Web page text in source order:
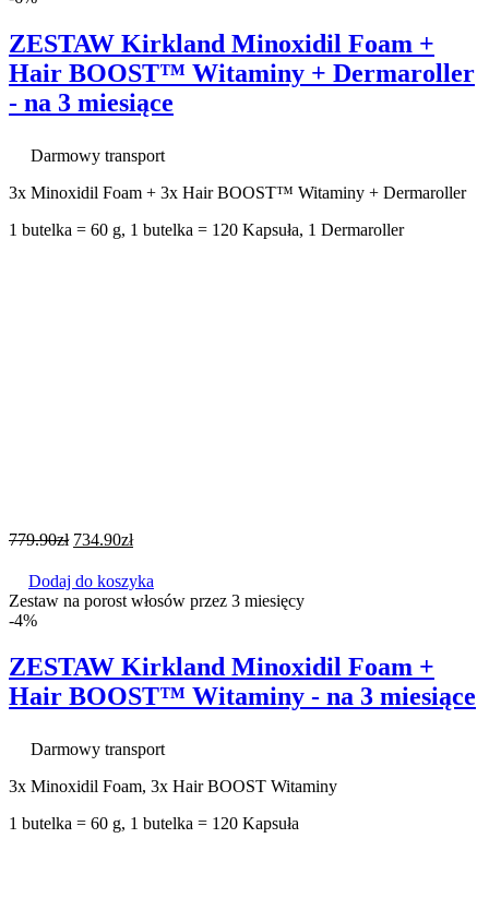
ZESTAW Kirkland Minoxidil Foam +
Hair BOOST™ Witaminy + Dermaroller
- na 3 miesiące
Darmowy transport
3x Minoxidil Foam + 3x Hair BOOST™ Witaminy + Dermaroller
1 butelka = 60 g, 1 butelka = 120 Kapsuła, 1 Dermaroller
779.90zł 734.90zł
Dodaj do koszyka
Zestaw na porost włosów przez 3 miesięcy
-4%
ZESTAW Kirkland Minoxidil Foam +
Hair BOOST™ Witaminy - na 3 miesiące
Darmowy transport
3x Minoxidil Foam, 3x Hair BOOST Witaminy
1 butelka = 60 g, 1 butelka = 120 Kapsuła